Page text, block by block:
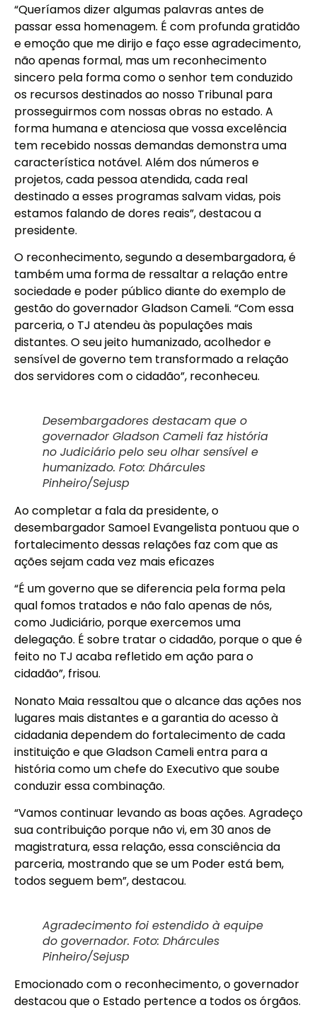
“Queríamos dizer algumas palavras antes de
passar essa homenagem. É com profunda gratidão
e emoção que me dirijo e faço esse agradecimento,
não apenas formal, mas um reconhecimento
sincero pela forma como o senhor tem conduzido
os recursos destinados ao nosso Tribunal para
prosseguirmos com nossas obras no estado. A
forma humana e atenciosa que vossa excelência
tem recebido nossas demandas demonstra uma
característica notável. Além dos números e
projetos, cada pessoa atendida, cada real
destinado a esses programas salvam vidas, pois
estamos falando de dores reais”, destacou a
presidente.
O reconhecimento, segundo a desembargadora, é
também uma forma de ressaltar a relação entre
sociedade e poder público diante do exemplo de
gestão do governador Gladson Cameli. “Com essa
parceria, o TJ atendeu às populações mais
distantes. O seu jeito humanizado, acolhedor e
sensível de governo tem transformado a relação
dos servidores com o cidadão”, reconheceu.
Desembargadores destacam que o
governador Gladson Cameli faz história
no Judiciário pelo seu olhar sensível e
humanizado. Foto: Dhárcules
Pinheiro/Sejusp
Ao completar a fala da presidente, o
desembargador Samoel Evangelista pontuou que o
fortalecimento dessas relações faz com que as
ações sejam cada vez mais eficazes
“É um governo que se diferencia pela forma pela
qual fomos tratados e não falo apenas de nós,
como Judiciário, porque exercemos uma
delegação. É sobre tratar o cidadão, porque o que é
feito no TJ acaba refletido em ação para o
cidadão”, frisou.
Nonato Maia ressaltou que o alcance das ações nos
lugares mais distantes e a garantia do acesso à
cidadania dependem do fortalecimento de cada
instituição e que Gladson Cameli entra para a
história como um chefe do Executivo que soube
conduzir essa combinação.
“Vamos continuar levando as boas ações. Agradeço
sua contribuição porque não vi, em 30 anos de
magistratura, essa relação, essa consciência da
parceria, mostrando que se um Poder está bem,
todos seguem bem”, destacou.
Agradecimento foi estendido à equipe
do governador. Foto: Dhárcules
Pinheiro/Sejusp
Emocionado com o reconhecimento, o governador
destacou que o Estado pertence a todos os órgãos.